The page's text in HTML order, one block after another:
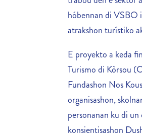
hóbennan di VSBO
atrakshon turístiko
E proyekto a keda
Turismo di Kòrsou
Fundashon Nos
organisashon,
personanan ku di
konsientisashon